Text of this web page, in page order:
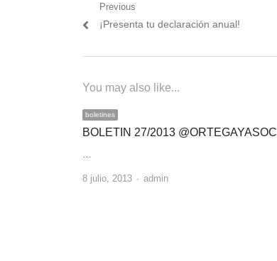
Navegación
entradas
Previous
Previous
¡Presenta tu declaración anual!
You may also like...
boletines
BOLETIN 27/2013 @ORTEGAYASOC
…
8 julio, 2013 Author
admin